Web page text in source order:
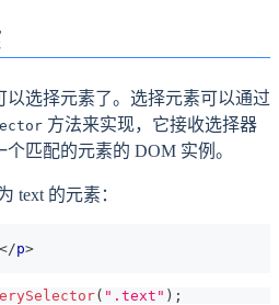
选择元素了。选择元素可以通过
方法来实现，它接收选择器
匹配的元素的 DOM 实例。
text 的元素：
</p>
( ".text" ) ;